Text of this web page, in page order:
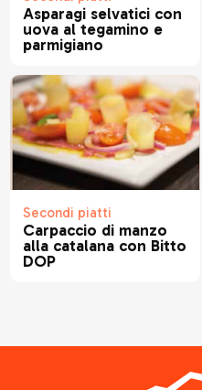
Asparagi selvatici con
uova al tegamino e
parmigiano
Secondi piatti
Carpaccio di manzo
alla catalana con Bitto
DOP